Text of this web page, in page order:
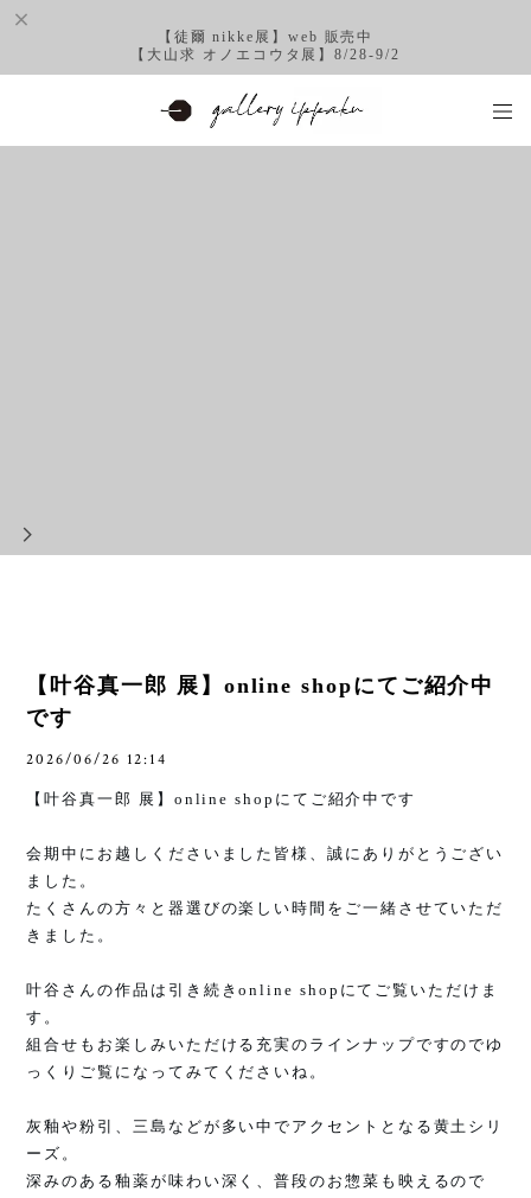
【徒爾 nikke展】web 販売中
【大山求 オノエコウタ展】8/28-9/2
【叶谷真一郎 展】online shopにてご紹介中
です
2026/06/26 12:14
【叶谷真一郎 展】 online shop にてご紹介中です
会期中にお越しくださいました皆様、誠にありがとうござい
ました。
たくさんの方々と器選びの楽しい時間をご一緒させていただ
きました。
叶谷さんの作品は引き続きonline shop にてご覧いただけま
す。
組合せもお楽しみいただける充実のラインナップですのでゆ
っくりご覧になってみてくださいね。
灰釉や粉引、三島などが多い中でアクセントとなる黄土シリ
ーズ。
深みのある釉薬が味わい深く、普段のお惣菜も映えるので